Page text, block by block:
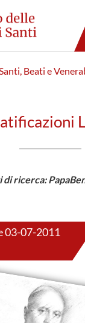
Beati e
di ricerca:
03-07-2011